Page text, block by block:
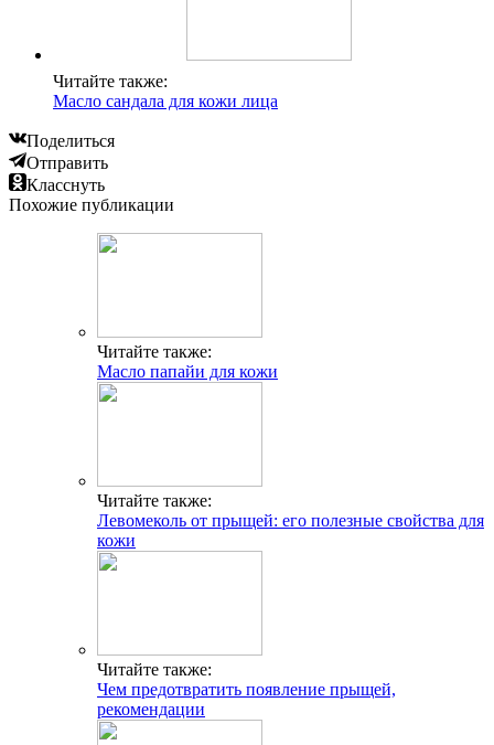
Читайте также:
Масло сандала для кожи лица
Поделиться
Отправить
Класснуть
Похожие публикации
Читайте также:
Масло папайи для кожи
Читайте также:
Левомеколь от прыщей: его полезные свойства для
кожи
Читайте также:
Чем предотвратить появление прыщей,
рекомендации